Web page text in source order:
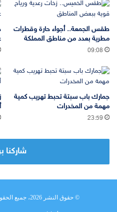
طقس الجمعة.. أجواء حارة وقطرات
مطرية بعدد من مناطق المملكة
09:08
جمارك باب سبتة تحبط تهريب كمية
مهمة من المخدرات
23:59
شاركنا
© حقوق النشر 2026، جميع الحقوق محفوظة |